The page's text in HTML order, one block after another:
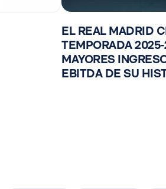
EL REAL MADRID
TEMPORADA
MAYORES
EBITDA DE SU